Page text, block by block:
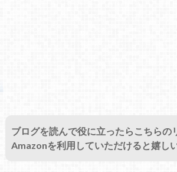
ブログを読んで役に立ったらこちらの
Amazonを利用していただけると嬉し